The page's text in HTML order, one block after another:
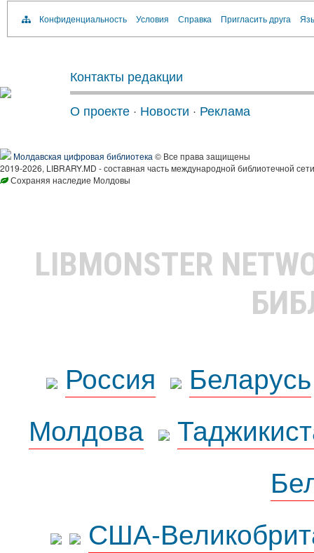
Конфиденциальность Условия Справка Пригласить друга
Контакты редакции
О проекте · Новости · Реклама
Молдавская цифровая библиотека © Все права защищены
2019-2026, LIBRARY.MD - составная часть международной библиотечной
Сохраняя наследие Молдовы
LIBMONSTER
Россия
Беларусь
Молдова
США-